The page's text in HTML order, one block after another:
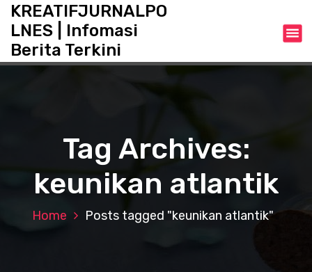
t
KREATIFJURNALPO
LNES | Infomasi
Berita Terkini
Tag Archives:
keunikan atlantik
Home Posts tagged "keunikan atlantik"